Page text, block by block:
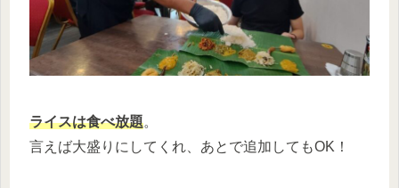
ライスは食べ放題。
言えば大盛りにしてくれ、あとで追加してもOK！